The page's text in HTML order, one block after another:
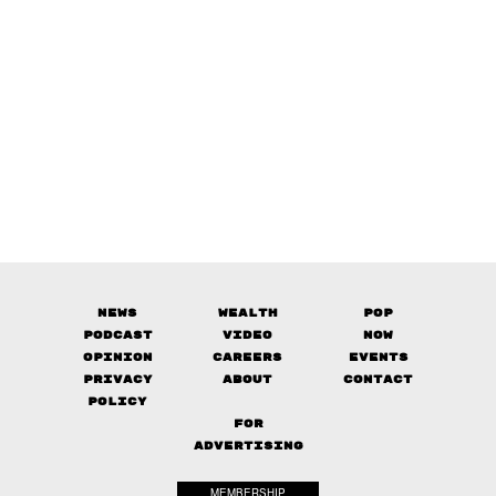
News Wealth
Pop
Podcast
Video
Now
Opinion
Careers
Events
Privacy
Policy
About Contact
FOR
ADVERTISING
MEMBERSHIP